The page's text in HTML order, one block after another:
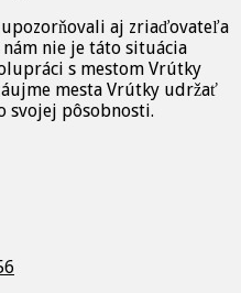
aj zriaďovateľa
nám nie je táto situácia
s mestom Vrútky
mesta Vrútky udržať
svojej pôsobnosti.